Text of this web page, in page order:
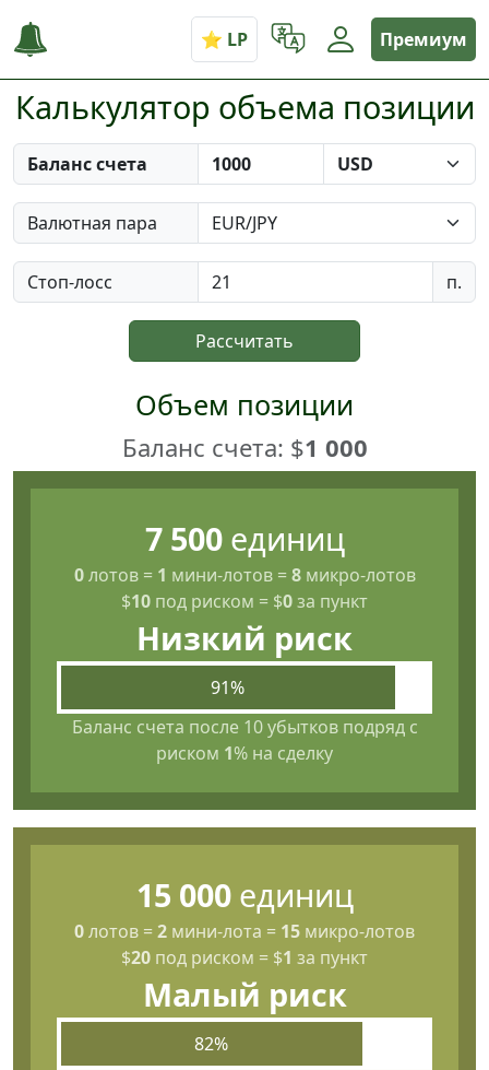
Премиум
Калькулятор объема позиции
Баланс счета
Валютная пара
Стоп-лосс п.
Рассчитать
Объем позиции
Баланс счета: $1 000
7 500единиц
0лотов = 1 мини-лотов =8микро-лотов
$10 под риском = $0за пункт
Низкий риск
91%
Баланс счета после 10 убытков подряд с
риском 1% на сделку
15 000единиц
0лотов =2 мини-лота = 15 микро-лотов
$20 под риском = $1 за пункт
Малый риск
82%